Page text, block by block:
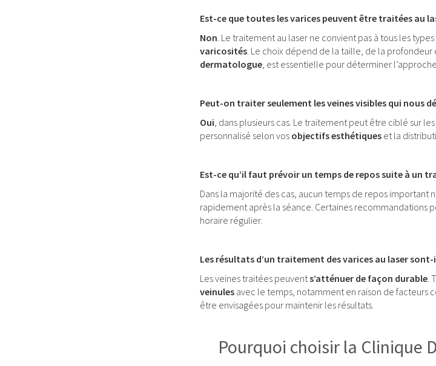
Est-ce que toutes les varices peuvent être traitées au
Non. Le traitement au laser ne convient pas à tous les
varicosités. Le choix dépend de la taille, de la profondeur
dermatologue, est essentielle pour déterminer
Peut-on traiter seulement les veines visibles qui nous
Oui, dans plusieurs cas. Le traitement peut être ciblé sur
personnalisé selon vos objectifs esthétiques et la
Est-ce qu’il faut prévoir un temps de repos suite à un
Dans la majorité des cas, aucun temps de repos
rapidement après la séance. Certaines recommandations
horaire régulier.
Les résultats d’un traitement des varices au laser
Les veines traitées peuvents’atténuer de façon durable.
veinules avec le temps, notamment en raison de facteurs
être envisagées pour maintenir les résultats.
Pourquoi choisir la Clinique